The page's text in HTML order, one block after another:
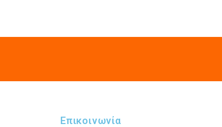
Επικοινωνία